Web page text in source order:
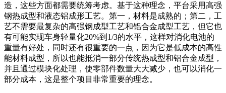
造，这些方面都需要统筹考虑。基于这种理念，平台采用高强
钢热成型和液态铝成形工艺。第一，材料是成熟的；第二，工
艺不需要最复杂的高强钢成型工艺和铝合金成型工艺，但它也
有可能实现车身轻量化20%到1/3的水平，这样对消化电池的
重量有好处，同时还有很重要的一点，因为它是低成本的高性
能材料成型，所以也能抵消一部分传统热成型和铝合金成型，
并且通过模块化处理，使零部件数量大大减少，也可以消化一
部分成本，这是整个项目非常重要的理念。